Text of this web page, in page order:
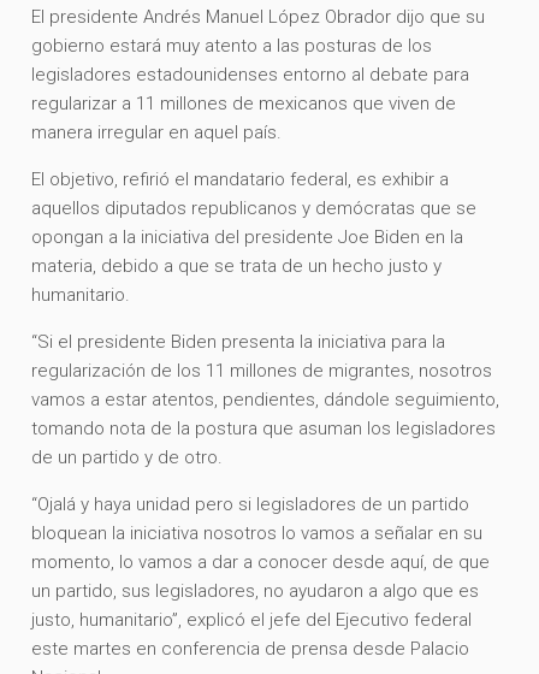
El presidente Andrés Manuel López Obrador dijo que su
gobierno estará muy atento a las posturas de los
legisladores estadounidenses entorno al debate para
regularizar a 11 millones de mexicanos que viven de
manera irregular en aquel país.
El objetivo, refirió el mandatario federal, es exhibir a
aquellos diputados republicanos y demócratas que se
opongan a la iniciativa del presidente Joe Biden en la
materia, debido a que se trata de un hecho justo y
humanitario.
“Si el presidente Biden presenta la iniciativa para la
regularización de los 11 millones de migrantes, nosotros
vamos a estar atentos, pendientes, dándole seguimiento,
tomando nota de la postura que asuman los legisladores
de un partido y de otro.
“Ojalá y haya unidad pero si legisladores de un partido
bloquean la iniciativa nosotros lo vamos a señalar en su
momento, lo vamos a dar a conocer desde aquí, de que
un partido, sus legisladores, no ayudaron a algo que es
justo, humanitario”, explicó el jefe del Ejecutivo federal
este martes en conferencia de prensa desde Palacio